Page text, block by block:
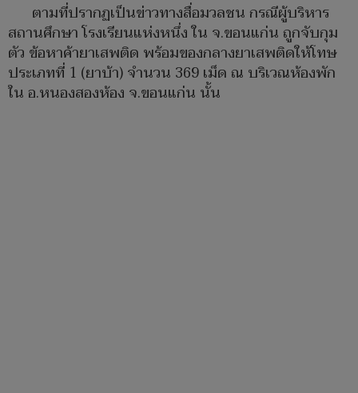
ตามที่ปรากฏเป็นข่าวทางสื่อมวลชน กรณีผู้บริหาร
สถานศึกษา โรงเรียนแห่งหนึ่ง ใน จ.ขอนแก่น ถูกจับกุม
ตัว ข้อหาค้ายาเสพติด พร้อมของกลางยาเสพติดให้โทษ
ประเภทที่ 1 (ยาบ้า) จำนวน 369 เม็ด ณ บริเวณห้องพัก
ใน อ.หนองสองห้อง จ.ขอนแก่น นั้น